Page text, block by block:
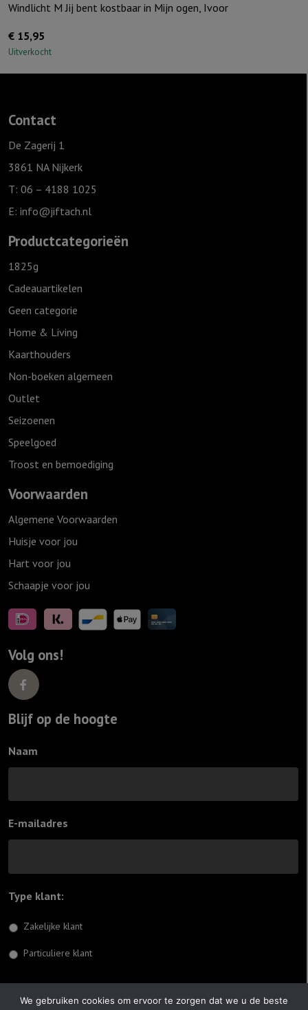
Windlicht M Jij bent kostbaar in Mijn ogen, Ivoor
€ 15,95
Uitverkocht
Contact
De Zagerij 1
3861 NA Nijkerk
T: 06 – 4188 1025
E: info@jiftach.nl
Productcategorieën
1825g
Cadeauartikelen
Geen categorie
Home & Living
Kaarthouders
Non-boeken algemeen
Outlet
Seizoenen
Speelgoed
Troost en bemoediging
Voorwaarden
Algemene Voorwaarden
Huisje voor jou
Hart voor jou
Schaapje voor jou
Volg ons!
Blijf op de hoogte
Naam
E-mailadres
Type klant:
Zakelijke klant
Particuliere klant
We gebruiken cookies om ervoor te zorgen dat we u de beste